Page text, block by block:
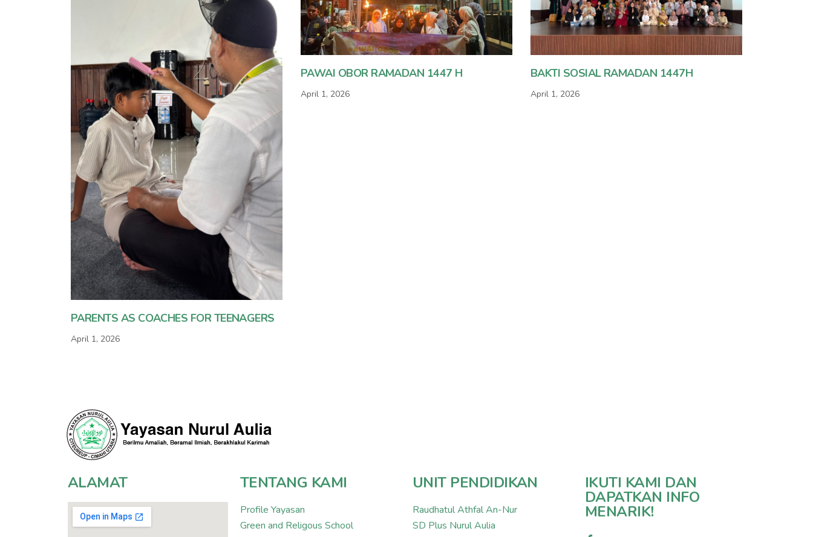
PARENTS AS COACHES FOR TEENAGERS
April 1, 2026
PAWAI OBOR RAMADAN 1447 H
April 1, 2026
BAKTI SOSIAL RAMADAN 1447H
April 1, 2026
ALAMAT TENTANG KAMI
Profile Yayasan
Green and Religous School
UNIT PENDIDIKAN
Raudhatul Athfal An-Nur
SD Plus Nurul Aulia
IKUTI KAMI DAN
DAPATKAN INFO
MENARIK!